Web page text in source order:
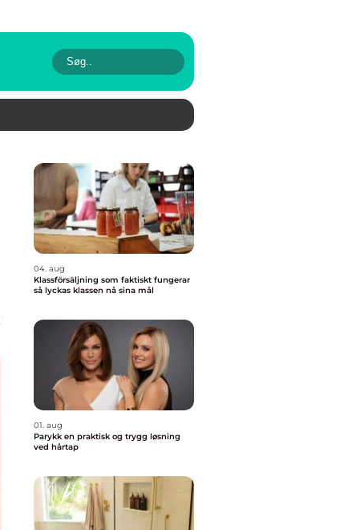
04. aug
Klassförsäljning som faktiskt fungerar
så lyckas klassen nå sina mål
01. aug
Parykk en praktisk og trygg løsning
ved hårtap